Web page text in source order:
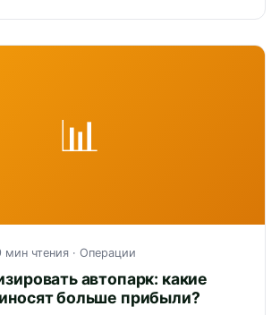
📊
мин чтения · Операции
автопарк: какие
больше прибыли?